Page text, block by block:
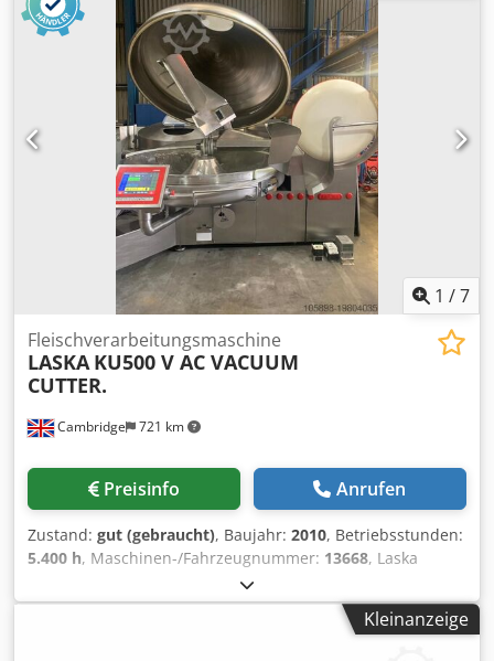
1 /7
Cambridge 721 km
Fleischverarbeitungsmaschine
LASKA KU500 V AC VACUUM
CUTTER.
Preisinfo Anrufen
Zustand: gut (gebraucht), Baujahr: 2010, Betriebsstunden:
5.400 h, Maschinen-/Fahrzeugnummer: 13668, Laska
Vakuum-Kutter mit niedrigen Betriebsstunden. Die
Maschine ist in gutem Zustand und wurde zuvor bis zur
Schließung im Jahr 2019 in einer britischen Wurstfabrik
Kleinanzeige